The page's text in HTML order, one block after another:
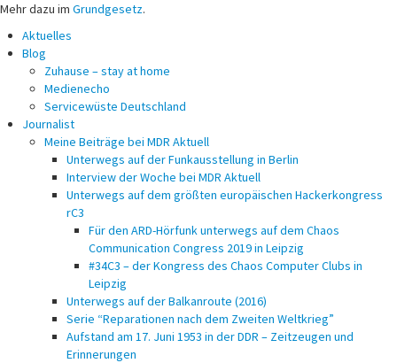
Mehr dazu im Grundgesetz.
Aktuelles
Blog
Zuhause – stay at home
Medienecho
Servicewüste Deutschland
Journalist
Meine Beiträge bei MDR Aktuell
Unterwegs auf der Funkausstellung in Berlin
Interview der Woche bei MDR Aktuell
Unterwegs auf dem größten europäischen Hackerkongress
rC3
Für den ARD-Hörfunk unterwegs auf dem Chaos
Communication Congress 2019 in Leipzig
#34C3 – der Kongress des Chaos Computer Clubs in
Leipzig
Unterwegs auf der Balkanroute (2016)
Serie “Reparationen nach dem Zweiten Weltkrieg”
Aufstand am 17. Juni 1953 in der DDR – Zeitzeugen und
Erinnerungen